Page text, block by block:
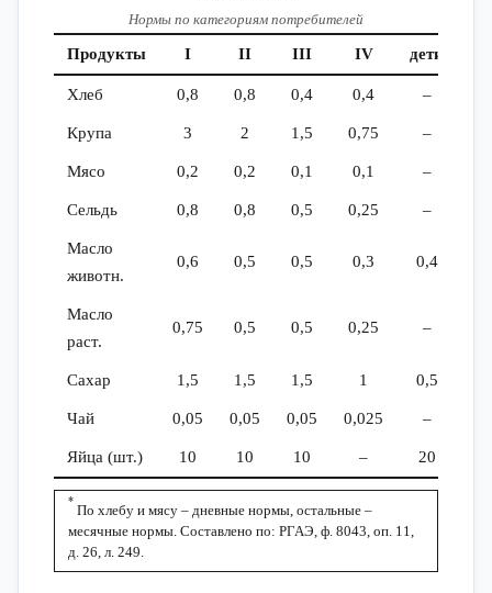
Нормы по категориям потребителей
Продукты I II III IV дети
Хлеб 0,8 0,8 0,4 0,4 –
Крупа 3 2 1,5 0,75 –
Мясо 0,2 0,2 0,1 0,1 –
Сельдь 0,8 0,8 0,5 0,25 –
Масло
животн.
0,6 0,5 0,5 0,3 0,4
Масло
раст.
0,75 0,5 0,5 0,25 –
Сахар 1,5 1,5 1,5 1 0,5
Чай 0,05 0,05 0,05 0,025 –
Яйца (шт.) 10 10 10 – 20
*
По хлебу и мясу – дневные нормы, остальные –
месячные нормы. Составлено по: РГАЭ, ф. 8043, оп. 11,
д. 26, л. 249.